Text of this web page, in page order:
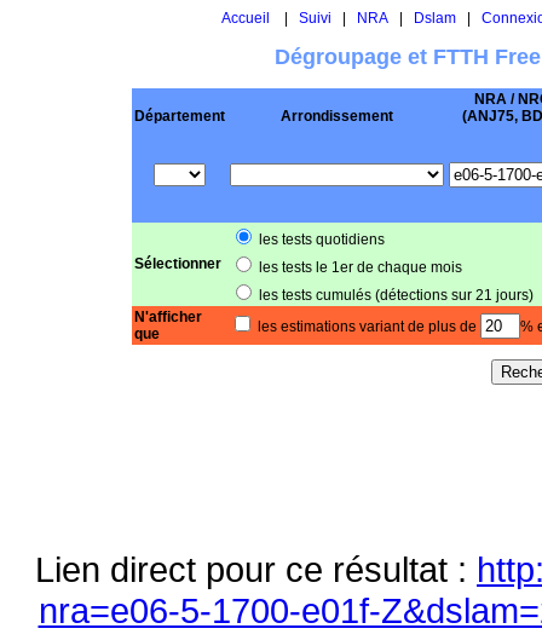
Accueil Suivi NRA| Dslam|
Dégroupage et FTTH
Département Arrondissement
NRA /
(ANJ75,
Sélectionner
les tests quotidiens
les tests le 1er de chaque mois
les tests cumulés (détections sur 21 jours)
N'afficher
que
les estimations variant de plus de %
Lien direct pour ce résultat :
nra=e06-5-1700-e01f-